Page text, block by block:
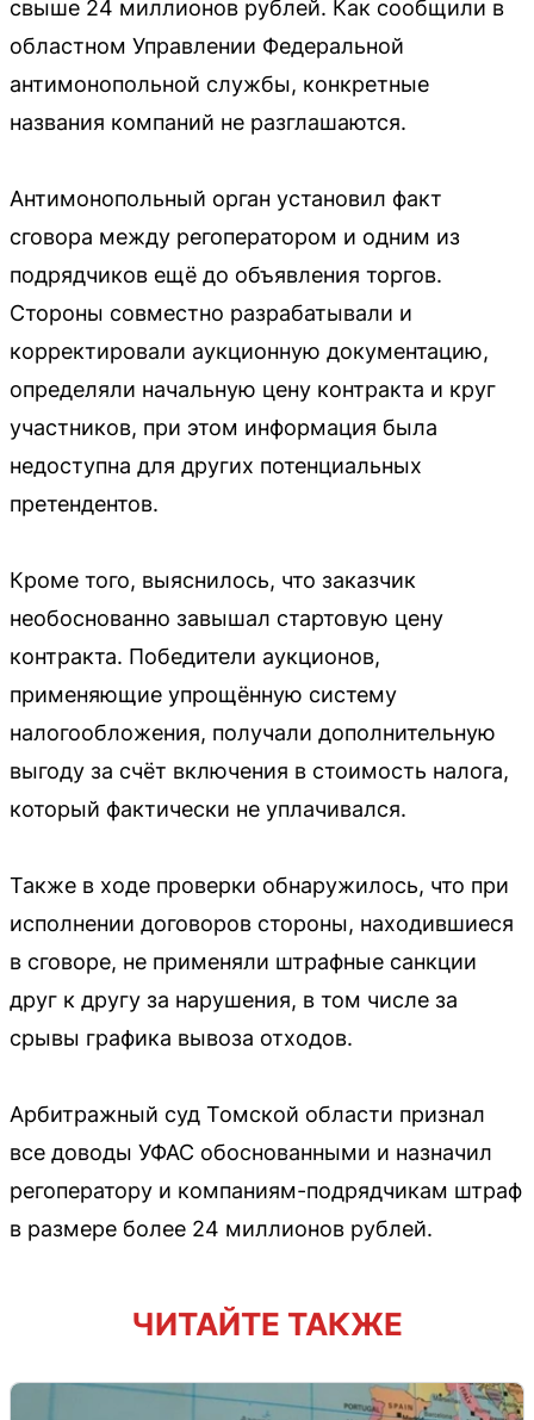
свыше 24 миллионов рублей. Как сообщили в
областном Управлении Федеральной
антимонопольной службы, конкретные
названия компаний не разглашаются.
Антимонопольный орган установил факт
сговора между регоператором и одним из
подрядчиков ещё до объявления торгов.
Стороны совместно разрабатывали и
корректировали аукционную документацию,
определяли начальную цену контракта и круг
участников, при этом информация была
недоступна для других потенциальных
претендентов.
Кроме того, выяснилось, что заказчик
необоснованно завышал стартовую цену
контракта. Победители аукционов,
применяющие упрощённую систему
налогообложения, получали дополнительную
выгоду за счёт включения в стоимость налога,
который фактически не уплачивался.
Также в ходе проверки обнаружилось, что при
исполнении договоров стороны, находившиеся
в сговоре, не применяли штрафные санкции
друг к другу за нарушения, в том числе за
срывы графика вывоза отходов.
Арбитражный суд Томской области признал
все доводы УФАС обоснованными и назначил
регоператору и компаниям-подрядчикам штраф
в размере более 24 миллионов рублей.
ЧИТАЙТЕ ТАКЖЕ